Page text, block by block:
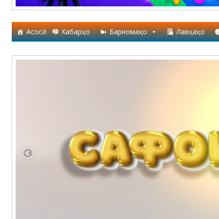
Асосӣ Хабарҳо Барномаҳо Лавҳаҳо